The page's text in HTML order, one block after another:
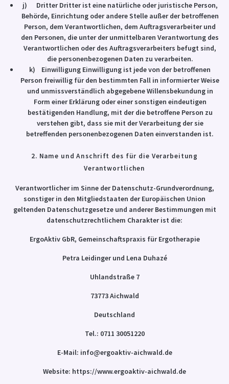
j) Dritter Dritter ist eine natürliche oder juristische Person,
Behörde, Einrichtung oder andere Stelle außer der betroffenen
Person, dem Verantwortlichen, dem Auftragsverarbeiter und
den Personen, die unter der unmittelbaren Verantwortung des
Verantwortlichen oder des Auftragsverarbeiters befugt sind,
die personenbezogenen Daten zu verarbeiten.
k) Einwilligung Einwilligung ist jede von der betroffenen
Person freiwillig für den bestimmten Fall in informierter Weise
und unmissverständlich abgegebene Willensbekundung in
Form einer Erklärung oder einer sonstigen eindeutigen
bestätigenden Handlung, mit der die betroffene Person zu
verstehen gibt, dass sie mit der Verarbeitung der sie
betreffenden personenbezogenen Daten einverstanden ist.
2. Name und Anschrift des für die Verarbeitung
Verantwortlichen
Verantwortlicher im Sinne der Datenschutz-Grundverordnung,
sonstiger in den Mitgliedstaaten der Europäischen Union
geltenden Datenschutzgesetze und anderer Bestimmungen mit
datenschutzrechtlichem Charakter ist die:
ErgoAktiv GbR, Gemeinschaftspraxis für Ergotherapie
Petra Leidinger und Lena Duhazé
Uhlandstraße 7
73773 Aichwald
Deutschland
Tel.: 0711 30051220
E-Mail: info@ergoaktiv-aichwald.de
Website: https://www.ergoaktiv-aichwald.de